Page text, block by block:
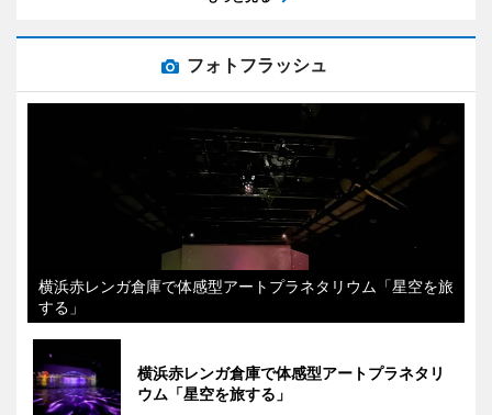
フォトフラッシュ
横浜赤レンガ倉庫で体感型アートプラネタリウム「星空を旅
する」
横浜赤レンガ倉庫で体感型アートプラネタリ
ウム「星空を旅する」